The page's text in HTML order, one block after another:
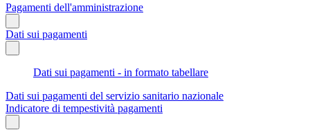
Pagamenti dell'amministrazione
Dati sui pagamenti
Dati sui pagamenti - in formato tabellare
Dati sui pagamenti del servizio sanitario nazionale
Indicatore di tempestività pagamenti